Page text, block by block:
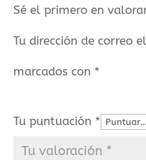
Sé el primero en
Tu dirección de correo
marcados con *
Tu puntuación *